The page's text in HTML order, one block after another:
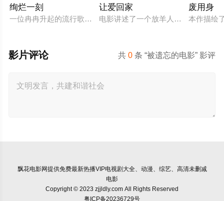
绚烂一刻
一位冉冉升起的流行歌手在为她的巡回演唱会首秀做准备的同
让爱回家
电影讲述了一个放羊人吴鑫，为两只
废用身
本作描绘
共0 条 “被遗忘的电影” 影评
影片评论
飘花电影网提供免费最新热播VIP电视剧大全、动漫、综艺、高清未删减
电影
Copyright © 2023 zjjldly.com All Rights Reserved
粤ICP备20236729号